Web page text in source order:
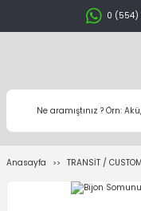
0 (554)
Anasayfa TRANSİT / CUSTOM